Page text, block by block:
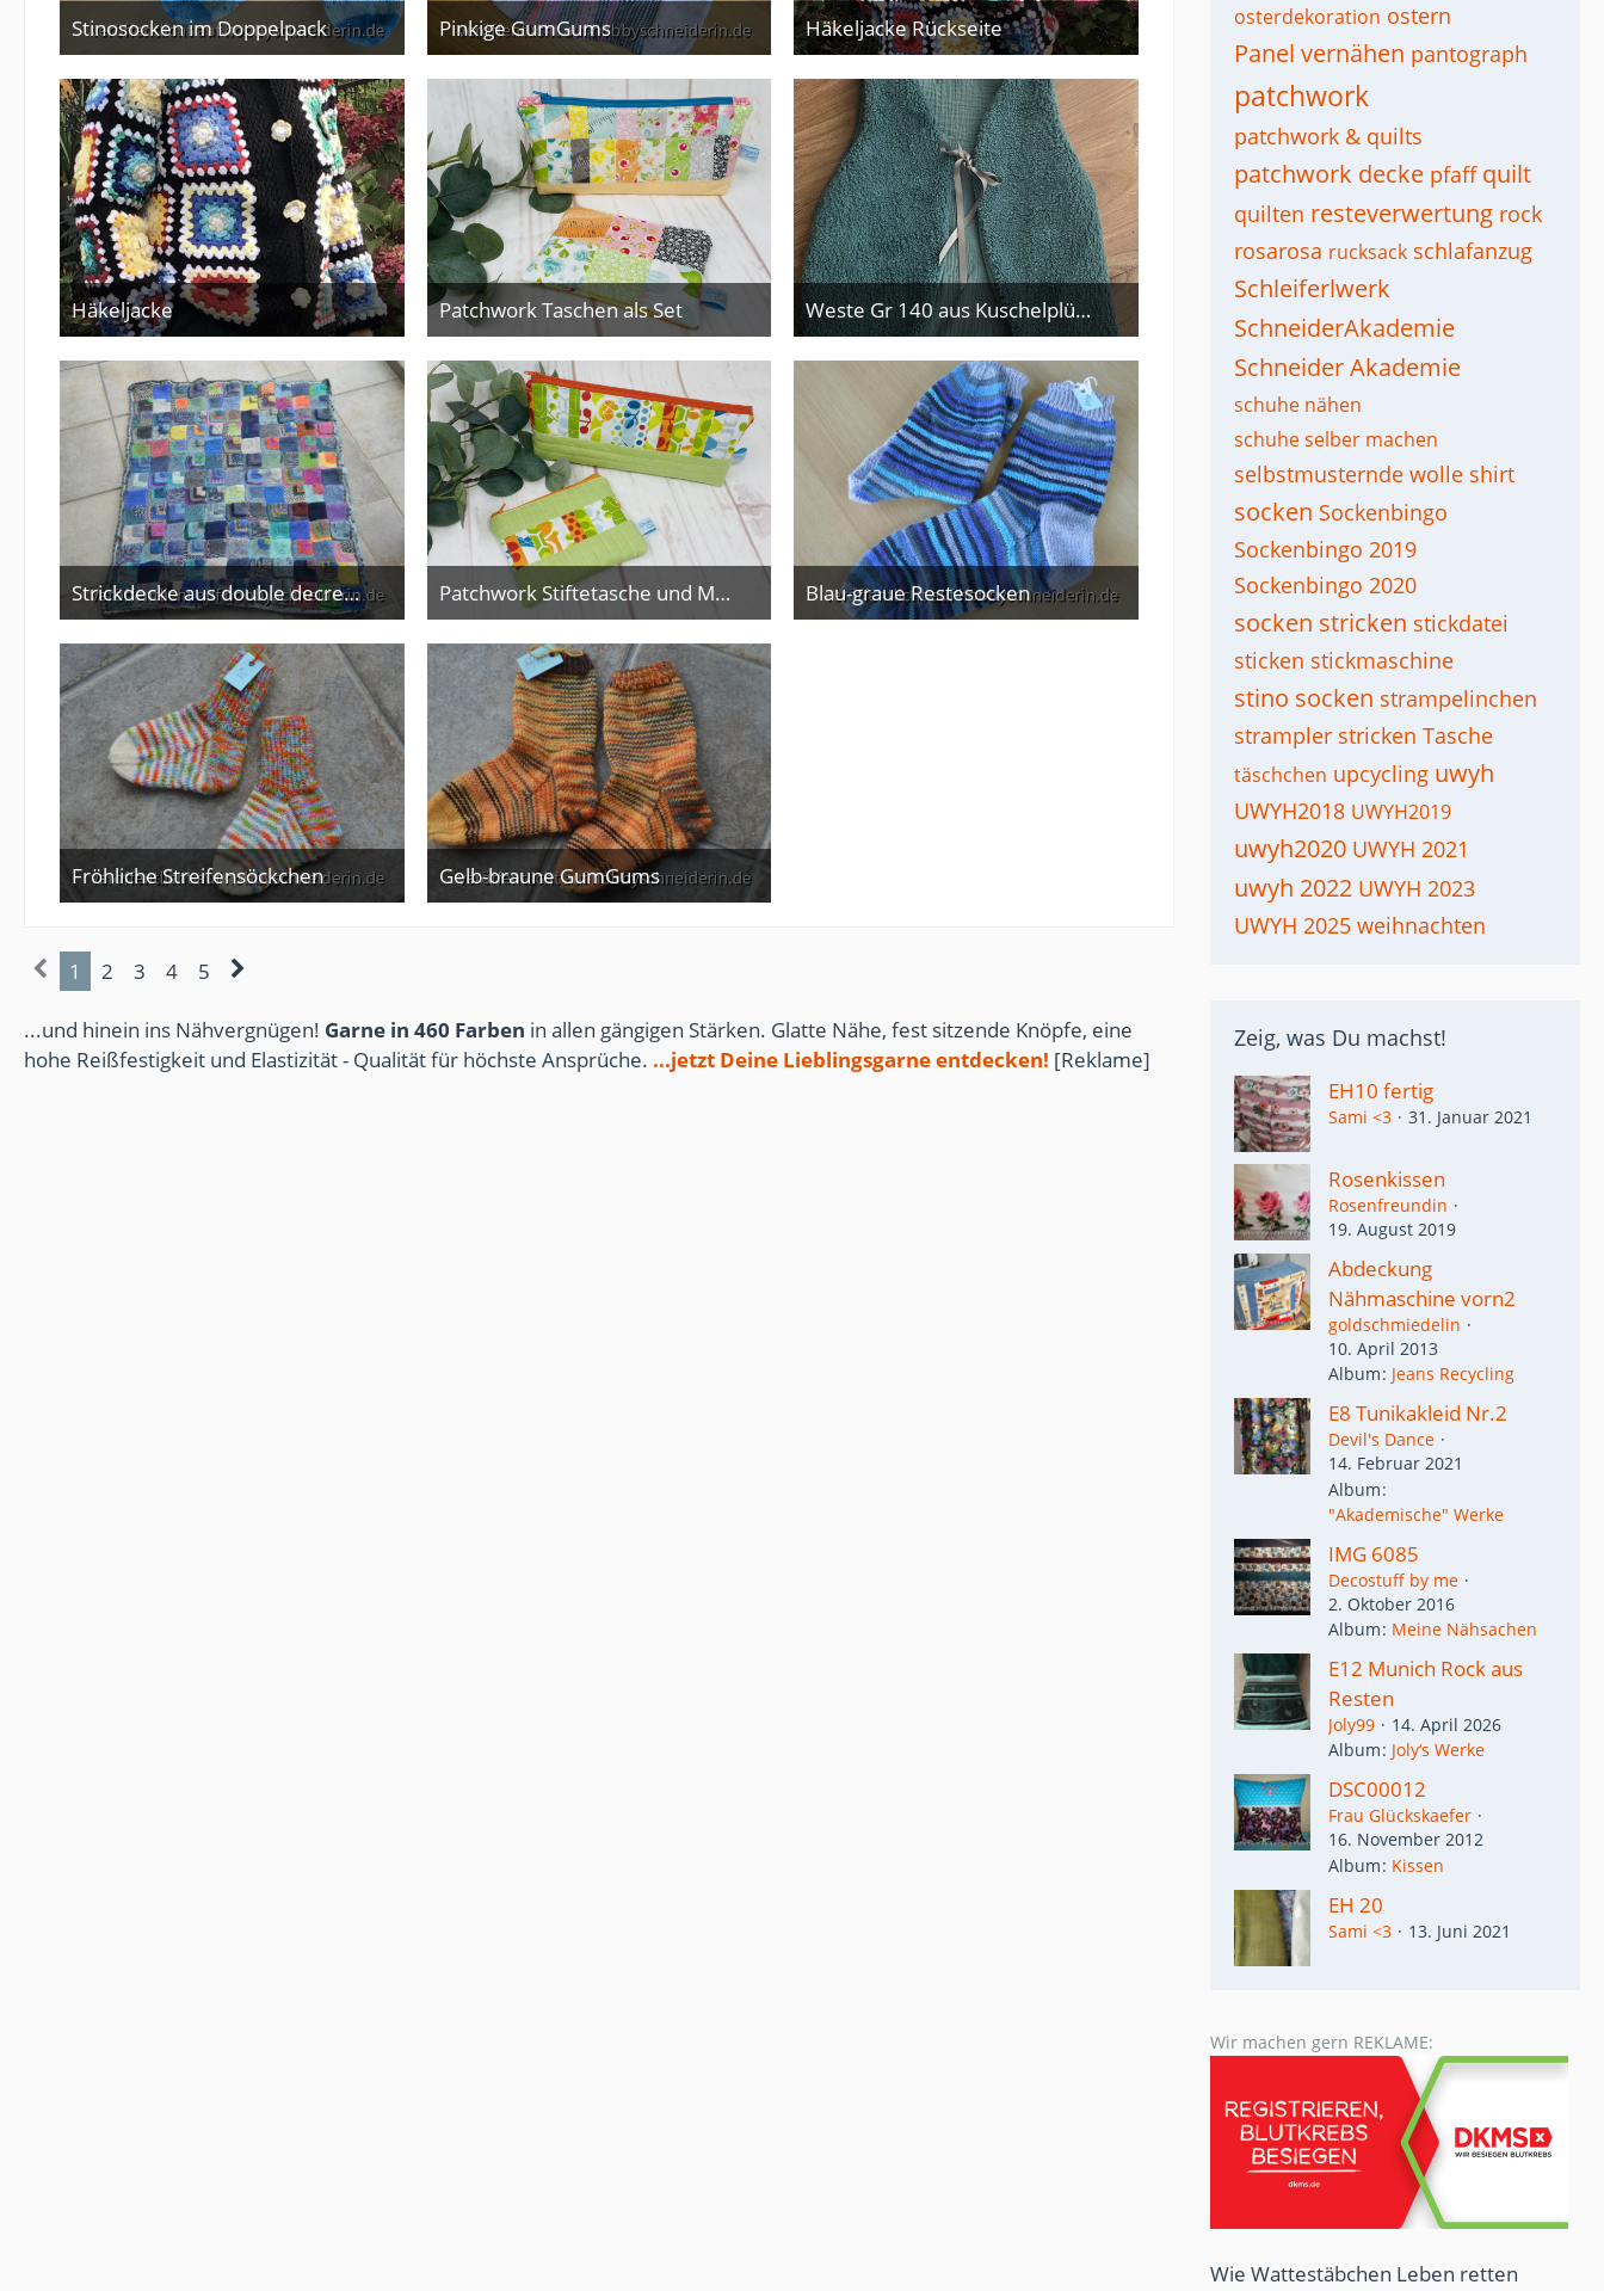
Stinosocken im Doppelpack
8. Februar 2026
Pinkige GumGums
24. Januar 2026
Häkeljacke Rückseite
19. Oktober 2025
Häkeljacke
19. Oktober 2025
Patchwork Taschen als Set
26. Juni 2025
Weste Gr 140 aus Kuschelplüsch
5. Januar 2025
Strickdecke aus double decrease Quadraten
2. Januar 2025
Patchwork Stiftetasche und Minitasche
5. Dezember 2024
Blau-graue Restesocken
3. November 2024
Fröhliche Streifensöckchen
25. September 2024
Gelb-braune GumGums
11. April 2024
1 2 3 4 5
...und hinein ins Nähvergnügen! Garne in 460 Farben in allen gängigen Stärken. Glatte Nähe, fest sitzende Knöpfe, eine
hohe Reißfestigkeit und Elastizität - Qualität für höchste Ansprüche. ...jetzt Deine Lieblingsgarne entdecken! [Reklame]
osterdekoration ostern
Panel vernähen pantograph
patchwork
patchwork & quilts
patchwork decke pfaff quilt
quilten resteverwertung rock
rosarosa rucksack schlafanzug
Schleiferlwerk
SchneiderAkademie
Schneider Akademie
schuhe nähen
schuhe selber machen
selbstmusternde wolle shirt
socken Sockenbingo
Sockenbingo 2019
Sockenbingo 2020
socken stricken stickdatei
sticken stickmaschine
stino socken strampelinchen
strampler stricken Tasche
täschchen upcycling uwyh
UWYH2018 UWYH2019
uwyh2020 UWYH 2021
uwyh 2022 UWYH 2023
UWYH 2025 weihnachten
Zeig, was Du machst!
EH10 fertig
Sami <3 31. Januar 2021
Rosenkissen
Rosenfreundin
19. August 2019
Abdeckung
Nähmaschine vorn2
goldschmiedelin
10. April 2013
Album Jeans Recycling
E8 Tunikakleid Nr.2
Devil's Dance
14. Februar 2021
Album
"Akademische" Werke
IMG 6085
Decostuff by me
2. Oktober 2016
Album Meine Nähsachen
E12 Munich Rock aus
Resten
Joly99
14. April 2026
Album Joly‘s Werke
DSC00012
Frau Glückskaefer
16. November 2012
Album Kissen
EH 20
Sami <3 13. Juni 2021
Wir machen gern REKLAME:
Wie Wattestäbchen Leben retten